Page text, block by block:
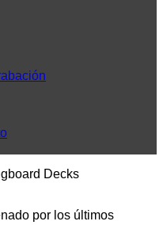
Decks
por los últimos